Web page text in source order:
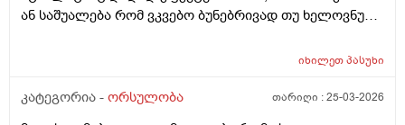
ან საშუალება რომ ვკვებო ბუნებრივად თუ ხელოვნური
იხილეთპასუხი
კატეგორია - ორსულობა თარიღი :25-03-2026